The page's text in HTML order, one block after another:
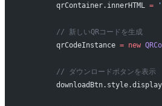
        qrContainer.innerHTML
=
        // 新しいQRコードを生成
        qrCodeInstance
= new
        // ダウンロードボタンを表示
        downloadBtn.style.display